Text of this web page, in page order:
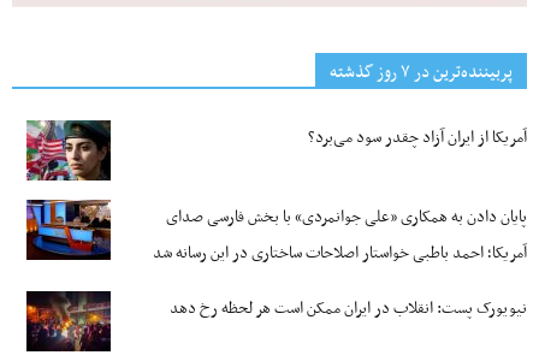
پربیننده‌ترین‌ در ۷ روز گذشته
آمریکا از ایران آزاد چقدر سود می‌برد؟
پایان دادن به همکاری «علی جوانمردی» با بخش فارسی صدای
آمریکا؛ احمد باطبی خواستار اصلاحات ساختاری در این رسانه شد
نیویورک پست: انقلاب در ایران ممکن است هر لحظه رخ دهد